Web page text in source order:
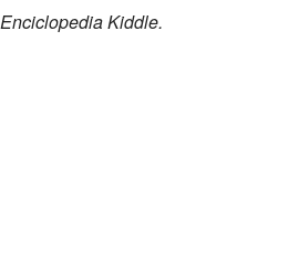
Enciclopedia Kiddle.